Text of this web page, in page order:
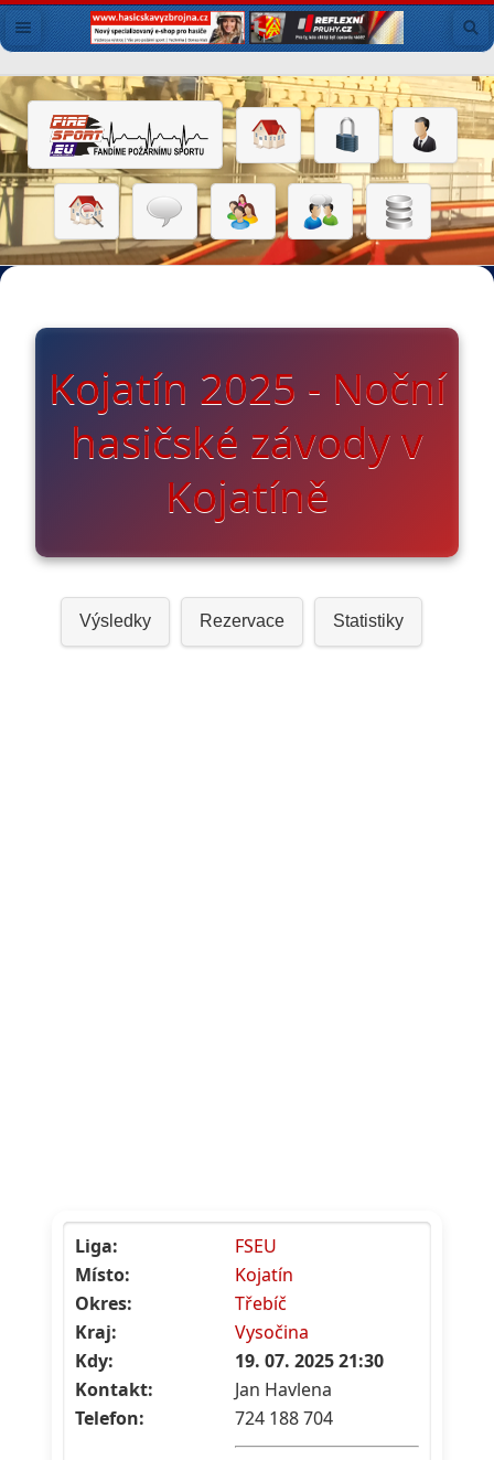
Kojatín 2025 - Noční
hasičské závody v
Kojatíně
Výsledky Rezervace Statistiky
Liga:
FSEU
Místo:
Kojatín
Okres:
Třebíč
Kraj:
Vysočina
Kdy:
19. 07. 2025 21:30
Kontakt:
Jan Havlena
Telefon:
724 188 704